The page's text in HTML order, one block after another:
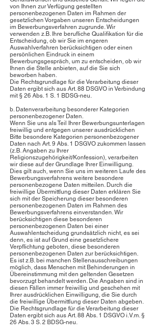
von Ihnen zur Verfügung gestellten
personenbezogenen Daten im Rahmen der
gesetzlichen Vorgaben unseren Entscheidungen
im Bewerbungsverfahren zugrunde. Wir
verwenden z.B. Ihre berufliche Qualifikation für die
Entscheidung, ob wir Sie im engeren
Auswahlverfahren berücksichtigen oder einen
persönlichen Eindruck in einem
Bewerbungsgespräch, um zu entscheiden, ob wir
Ihnen die Stelle anbieten, auf die Sie sich
beworben haben.
Die Rechtsgrundlage für die Verarbeitung dieser
Daten ergibt sich aus Art. 88 DSGVO in Verbindung
mit § 26 Abs. 1 S. 1 BDSG-neu.
b. Datenverarbeitung besonderer Kategorien
personenbezogener Daten.
Wenn Sie uns als Teil Ihrer Bewerbungsunterlagen
freiwillig und entgegen unserer ausdrücklichen
Bitte besondere Kategorien personenbezogener
Daten nach Art. 9 Abs. 1 DSGVO zukommen lassen
(z.B. Angaben zu Ihrer
Religionszugehörigkeit/Konfession), verarbeiten
wir diese auf der Grundlage Ihrer Einwilligung.
Dies gilt auch, wenn Sie uns im weiteren Laufe des
Bewerbungsverfahrens weitere besondere
personenbezogene Daten mitteilen. Durch die
freiwillige Übermittlung dieser Daten erklären Sie
sich mit der Speicherung dieser besonderen
personenbezogenen Daten im Rahmen des
Bewerbungsverfahrens einverstanden. Wir
berücksichtigen diese besonderen
personenbezogenen Daten bei einer
Auswahlentscheidung grundsätzlich nicht, es sei
denn, es ist auf Grund eine gesetzlichere
Verpflichtung geboten, diese besonderen
personenbezogenen Daten zur berücksichtigen.
Es ist z.B. bei manchen Stellenausschreibungen
möglich, dass Menschen mit Behinderungen in
Übereinstimmung mit den geltenden Gesetzen
bevorzugt behandelt werden. Die Angaben sind in
diesen Fällen immer freiwillig und geschehen mit
Ihrer ausdrücklichen Einwilligung, die Sie durch
die freiwillige Übermittlung dieser Daten abgeben.
Die Rechtsgrundlage für die Verarbeitung dieser
Daten ergibt sich aus Art. 88 Abs. 1 DSGVO i.V.m. §
26 Abs. 3 S. 2 BDSG-neu.